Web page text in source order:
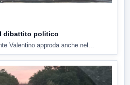
dibattito politico
Valentino approda anche nel...